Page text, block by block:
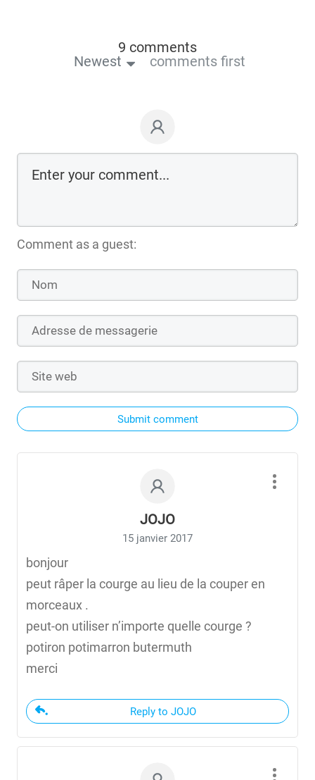
9 comments
Newest
comments first
Comment as a guest:
Submit comment
JOJO
15 janvier 2017
bonjour
peut râper la courge au lieu de la couper en
morceaux .
peut-on utiliser n’importe quelle courge ?
potiron potimarron butermuth
merci
Reply to JOJO